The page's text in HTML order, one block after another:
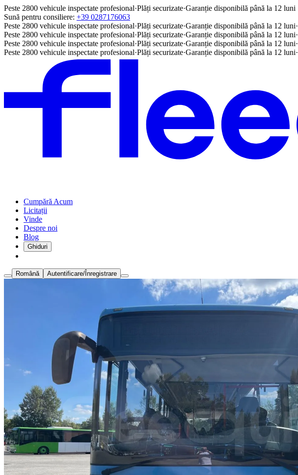
Peste 2800 vehicule inspectate profesional·Plăți securizate·Garanție disponibilă până la 12 luni
Sună pentru consiliere: +39 0287176063
Peste 2800 vehicule inspectate profesional·Plăți securizate·Garanție disponibilă până la 12 luni·
Peste 2800 vehicule inspectate profesional·Plăți securizate·Garanție disponibilă până la 12 luni·
Peste 2800 vehicule inspectate profesional·Plăți securizate·Garanție disponibilă până la 12 luni·
Peste 2800 vehicule inspectate profesional·Plăți securizate·Garanție disponibilă până la 12 luni·
Cumpără Acum
Licitații
Vinde
Despre noi
Blog
Ghiduri
Română Autentificare/Înregistrare